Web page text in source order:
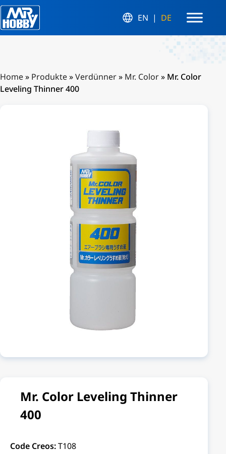
EN DE
Home» Produkte»Verdünner» Mr. Color» Mr. Color
Leveling Thinner 400
Mr. Color Leveling Thinner
400
Code Creos:T108